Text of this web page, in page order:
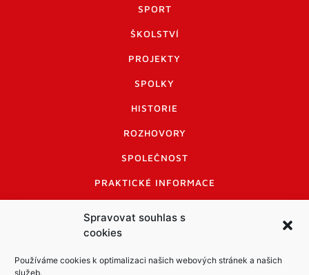
Spravovat souhlas s
cookies
Používáme cookies k optimalizaci našich webových stránek a našich
služeb.
SPORT
ŠKOLSTVÍ
PROJEKTY
SPOLKY
HISTORIE
ROZHOVORY
SPOLEČNOST
PRAKTICKÉ INFORMACE
INFORMACE A KODEX DISKUTUJÍCÍCH
LOGO A LOGO MANUÁL